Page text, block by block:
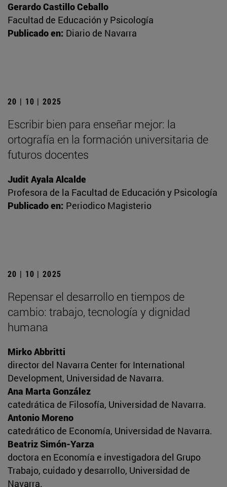
Gerardo Castillo Ceballo
Facultad de Educación y Psicología
Publicado en: Diario de Navarra
20 | 10 | 2025
Escribir bien para enseñar mejor: la
ortografía en la formación universitaria de
futuros docentes
Judit Ayala Alcalde
Profesora de la Facultad de Educación y Psicología
Publicado en: Periodico Magisterio
20 | 10 | 2025
Repensar el desarrollo en tiempos de
cambio: trabajo, tecnología y dignidad
humana
Mirko Abbritti
director del Navarra Center for International
Development, Universidad de Navarra.
Ana Marta González
catedrática de Filosofía, Universidad de Navarra.
Antonio Moreno
catedrático de Economía, Universidad de Navarra.
Beatriz Simón-Yarza
doctora en Economía e investigadora del Grupo
Trabajo, cuidado y desarrollo, Universidad de
Navarra.